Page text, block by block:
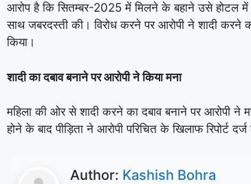
आरोप है कि सितम्बर-2025 में मिलने के बहाने उसे होटल
साथ जबरदस्ती की। विरोध करने पर आरोपी ने शादी करने
किया।
शादी का दबाव बनाने पर आरोपी ने किया मना
महिला की ओर से शादी करने का दबाव बनाने पर आरोपी ने
होने के बाद पीड़िता ने आरोपी परिचित के खिलाफ रिपोर्ट
Author: Kashish Bohra